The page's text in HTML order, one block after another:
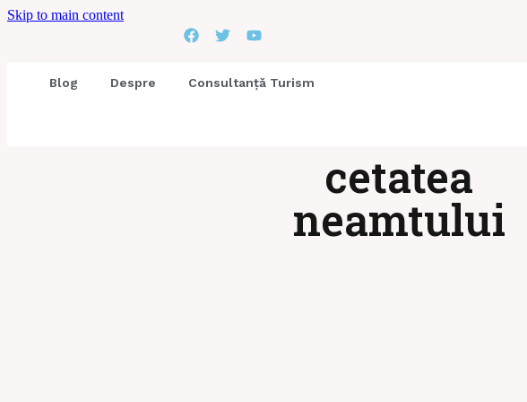
Skip to main content
Blog Despre Consultanță Turism
cetatea
neamtului